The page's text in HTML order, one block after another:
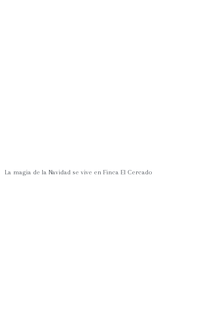
La magia de la Navidad se vive en Finca El Cercado